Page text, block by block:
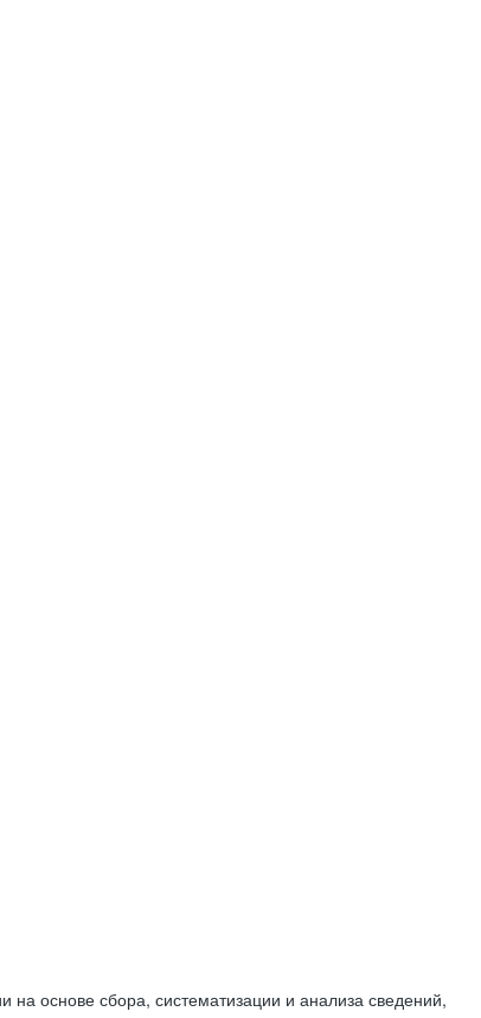
основе сбора, систематизации и анализа сведений,